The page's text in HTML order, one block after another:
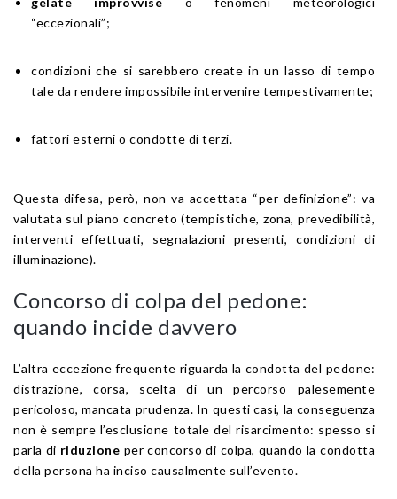
“eccezionali”;
condizioni che si sarebbero create in un lasso di tempo
tale da rendere impossibile intervenire tempestivamente;
fattori esterni o condotte di terzi.
Questa difesa, però, non va accettata “per definizione”: va
valutata sul piano concreto (tempistiche, zona, prevedibilità,
interventi effettuati, segnalazioni presenti, condizioni di
illuminazione).
Concorso di colpa del pedone:
quando incide davvero
L’altra eccezione frequente riguarda la condotta del pedone:
distrazione, corsa, scelta di un percorso palesemente
pericoloso, mancata prudenza. In questi casi, la conseguenza
non è sempre l’esclusione totale del risarcimento: spesso si
parla di riduzione per concorso di colpa, quando la condotta
della persona ha inciso causalmente sull’evento.